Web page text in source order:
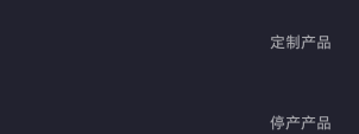
定制产品
停产产品